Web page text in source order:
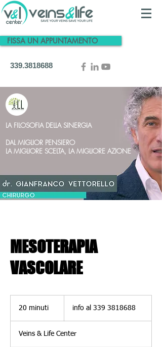
FISSA UN APPUNTAMENTO
339.3818688
LA FILOSOFIA DELLA SINERGIA
DAL MIGLIOR PENSIERO
LA MIGLIORE SCELTA, LA MIGLIORE AZIONE
MESOTERAPIA
VASCOLARE
20 minuti
i
339info al 339 3818688
Veins & Life Center